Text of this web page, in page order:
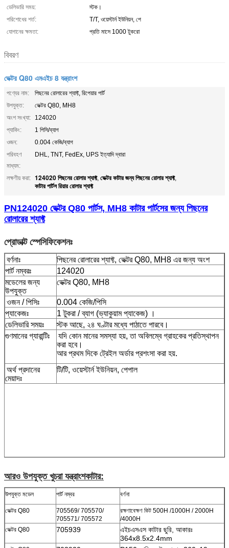
ডেলিভারি সময়:
স্টক।
পরিশোধের শর্ত:
T/T, ওয়েস্টার্ন ইউনিয়ন, পে
যোগানের ক্ষমতা:
প্রতি মাসে 1000 টুকরো
বিবরণ
ভেক্টর Q80 এমএইচ 8 যন্ত্রাংশ
পণ্যের নাম:
পিছনের রোলারের শ্যাফ্ট, রিপেয়ার পার্ট
উপযুক্ত:
ভেক্টর Q80, MH8
অংশ সংখ্যা:
124020
প্যাকিং:
1 পিসি/ব্যাগ
ওজন:
0.004 কেজি/ব্যাগ
পরিবহণ
মাধ্যম:
DHL, TNT, FedEx, UPS ইত্যাদি দ্বারা
লক্ষণীয় করা: 124020 পিছনের রোলার শ্যাফ্ট, ভেক্টর কাটার জন্য পিছনের রোলার শ্যাফ্ট,
কাটার পার্টস রিয়ার রোলার শ্যাফ্ট
PN124020 ভেক্টর Q80 পার্টস, MH8 কাটার পার্টসের জন্য পিছনের
রোলারের শ্যাফ্ট
প্রোডাক্ট স্পেসিফিকেশনঃ
বর্ণনাঃ
পিছনের রোলারের শ্যাফ্ট, ভেক্টর Q80, MH8 এর জন্য অংশ
পার্ট নম্বরঃ
124020
মডেলের জন্য
উপযুক্ত
ভেক্টর Q80, MH8
ওজন / পিসিঃ
0.004 কেজি/পিসি
প্যাকেজঃ
1 টুকরা / ব্যাগ (ভ্যাকুয়াম প্যাকেজ) ।
ডেলিভারি সময়ঃ
স্টক আছে, ২৪ ঘণ্টার মধ্যে পাঠাতে পারবে।
গুণমানের গ্যারান্টিঃ
যদি কোন মানের সমস্যা হয়, তা অবিলম্বে গ্রাহকের প্রতিস্থাপন
করা হবে।
আর প্রথম দিকে ট্রেইল অর্ডার প্রশংসা করা হয়.
অর্থ প্রদানের
মেয়াদঃ
টি/টি, ওয়েস্টার্ন ইউনিয়ন, পেপাল
আরও উপযুক্ত খুচরা যন্ত্রাংশকাটার:
উপযুক্ত মডেল পার্ট নম্বর বর্ণনা
ভেক্টর Q80
705569/ 705570/
705571/ 705572
রক্ষণাবেক্ষণ কিট 500H /1000H / 2000H
/4000H
ভেক্টর Q80
705939
এইচএসএস কাটার ছুরি, আকারঃ
364x8.5x2.4mm